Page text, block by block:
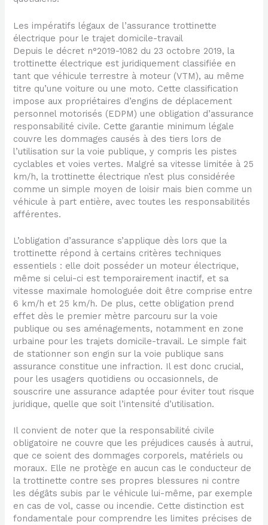
Les impératifs légaux de l’assurance trottinette
électrique pour le trajet domicile-travail
Depuis le décret n°2019-1082 du 23 octobre 2019, la
trottinette électrique est juridiquement classifiée en
tant que véhicule terrestre à moteur (VTM), au même
titre qu’une voiture ou une moto. Cette classification
impose aux propriétaires d’engins de déplacement
personnel motorisés (EDPM) une obligation d’assurance
responsabilité civile. Cette garantie minimum légale
couvre les dommages causés à des tiers lors de
l’utilisation sur la voie publique, y compris les pistes
cyclables et voies vertes. Malgré sa vitesse limitée à 25
km/h, la trottinette électrique n’est plus considérée
comme un simple moyen de loisir mais bien comme un
véhicule à part entière, avec toutes les responsabilités
afférentes.
L’obligation d’assurance s’applique dès lors que la
trottinette répond à certains critères techniques
essentiels : elle doit posséder un moteur électrique,
même si celui-ci est temporairement inactif, et sa
vitesse maximale homologuée doit être comprise entre
6 km/h et 25 km/h. De plus, cette obligation prend
effet dès le premier mètre parcouru sur la voie
publique ou ses aménagements, notamment en zone
urbaine pour les trajets domicile-travail. Le simple fait
de stationner son engin sur la voie publique sans
assurance constitue une infraction. Il est donc crucial,
pour les usagers quotidiens ou occasionnels, de
souscrire une assurance adaptée pour éviter tout risque
juridique, quelle que soit l’intensité d’utilisation.
Il convient de noter que la responsabilité civile
obligatoire ne couvre que les préjudices causés à autrui,
que ce soient des dommages corporels, matériels ou
moraux. Elle ne protège en aucun cas le conducteur de
la trottinette contre ses propres blessures ni contre
les dégâts subis par le véhicule lui-même, par exemple
en cas de vol, casse ou incendie. Cette distinction est
fondamentale pour comprendre les limites précises de